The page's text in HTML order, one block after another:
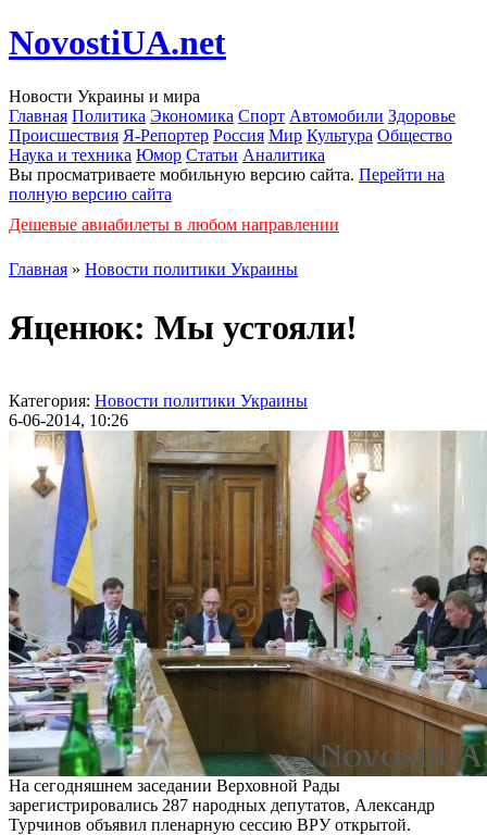
NovostiUA.net
Новости Украины и мира
Главная Политика Экономика Спорт Автомобили Здоровье
Происшествия Я-Репортер Россия Мир Культура Общество
Наука и техника Юмор Статьи Аналитика
Вы просматриваете мобильную версию сайта. Перейти на
полную версию сайта
Дешевые авиабилеты в любом направлении
Главная » Новости политики Украины
Яценюк: Мы устояли!
Категория: Новости политики Украины
6-06-2014, 10:26
На сегодняшнем заседании Верховной Рады
зарегистрировались 287 народных депутатов, Александр
Турчинов объявил пленарную сессию ВРУ открытой.